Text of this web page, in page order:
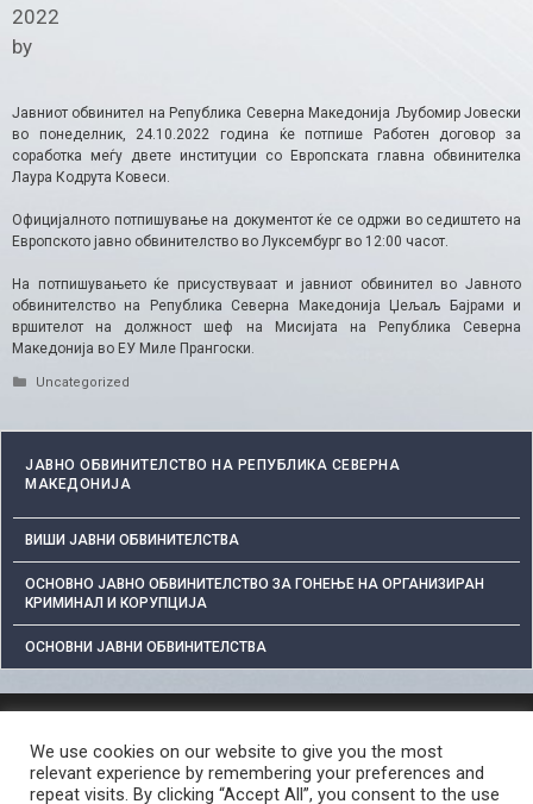
2022
by
Јавниот обвинител на Република Северна Македонија Љубомир Јовески
во понеделник, 24.10.2022 година ќе потпише Работен договор за
соработка меѓу двете институции со Eвропската главна обвинителка
Лаура Кодрута Ковеси.
Официјалното потпишување на документот ќе се одржи во седиштето на
Европското јавно обвинителство во Луксембург во 12:00 часот.
На потпишувањето ќе присуствуваат и јавниот обвинител во Јавното
обвинителство на Република Северна Македонија Џељаљ Бајрами и
вршителот на должност шеф на Мисијата на Република Северна
Македонија во ЕУ Миле Прангоски.
Categories
Uncategorized
ЈАВНО ОБВИНИТЕЛСТВО НА РЕПУБЛИКА СЕВЕРНА
МАКЕДОНИЈА
ВИШИ ЈАВНИ ОБВИНИТЕЛСТВА
ОСНОВНО ЈАВНО ОБВИНИТЕЛСТВО ЗА ГОНЕЊЕ НА ОРГАНИЗИРАН
КРИМИНАЛ И КОРУПЦИЈА
ОСНОВНИ ЈАВНИ ОБВИНИТЕЛСТВА
СЛОБОДЕН ПРИСТАП ДО ИНФОРМАЦИИ ОД ЈАВЕН КАРАКТЕР
ПОСТАПКА ЗА ПРИЈАВА НА КРИВИЧНО ДЕЛО
КОРИСНИ ЛИНКОВИ
We use cookies on our website to give you the most
relevant experience by remembering your preferences and
repeat visits. By clicking “Accept All”, you consent to the use